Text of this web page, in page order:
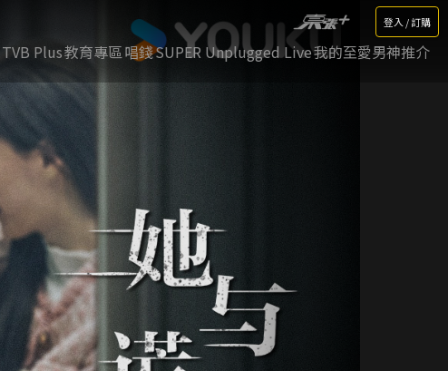
登入 / 訂購
TVB Plus教育專區唱錢SUPER Unplugged Live我的至愛男神推介